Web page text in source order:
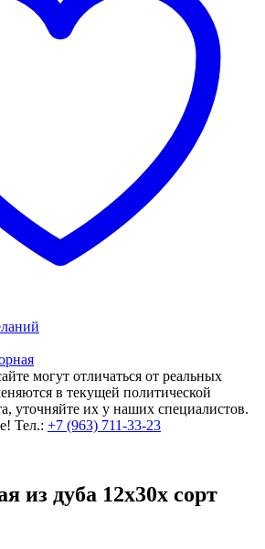
могут отличаться от реальных
в текущей политической
уточняйте их у наших специалистов.
Тел.: +7 (963) 711-33-23
из дуба 12x30x сорт